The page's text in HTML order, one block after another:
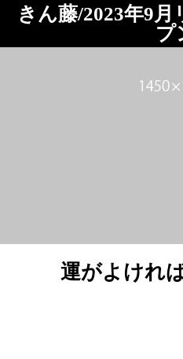
きん藤/2023年9
プ
運がよけれ